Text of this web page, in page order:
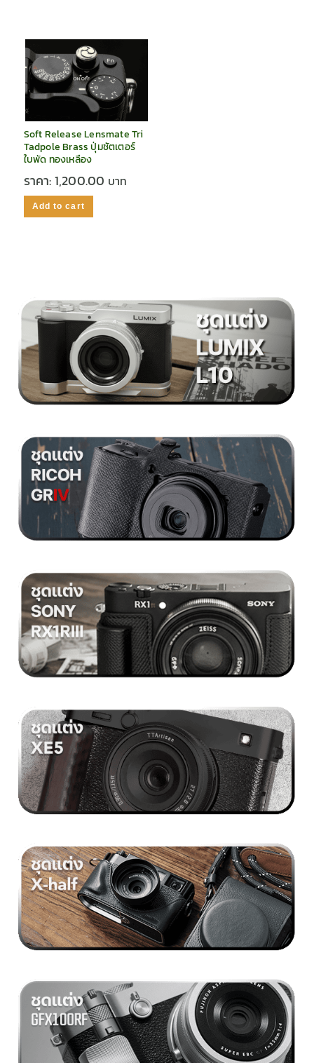
Soft Release Lensmate Tri
Tadpole Brass ปุ่มชัตเตอร์
ใบพัด ทองเหลือง
ราคา:1,200.00
Add to cart